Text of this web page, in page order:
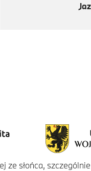
słońca,